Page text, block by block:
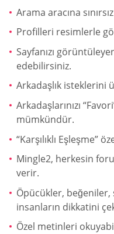
Arama aracına
Profilleri resimlerle
Sayfanızı
edebilirsiniz.
Arkadaşlık isteklerini
Arkadaşlarınızı
mümkündür.
“Karşılıklı Eşleşme”
Mingle2, herkesin
verir.
Öpücükler, beğeniler,
insanların dikkatini
Özel metinleri